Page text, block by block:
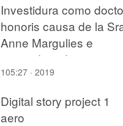
Investidura como
honoris causa de la
Anne Margulies e
investidura de nuevos
doctores y doctoras
105:27 · 2019
Digital story project 1
aero